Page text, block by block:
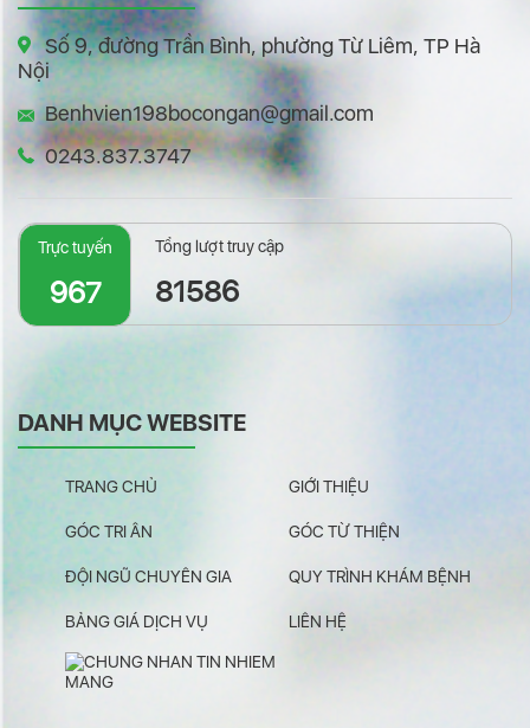
Số 9, đường Trần Bình, phường Từ Liêm, TP Hà
Nội
Benhvien198bocongan@gmail.com
0243.837.3747
Trực tuyến
967
Tổng lượt truy cập
81586
DANH MỤC WEBSITE
TRANG CHỦ GIỚI THIỆU
GÓC TRI ÂN GÓC TỪ THIỆN
ĐỘI NGŨ CHUYÊN GIA QUY TRÌNH KHÁM BỆNH
BẢNG GIÁ DỊCH VỤ LIÊN HỆ